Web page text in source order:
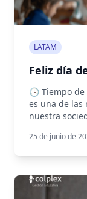
LATAM
Feliz día
🕒 Tiempo
es una de las
nuestra
25 de junio de